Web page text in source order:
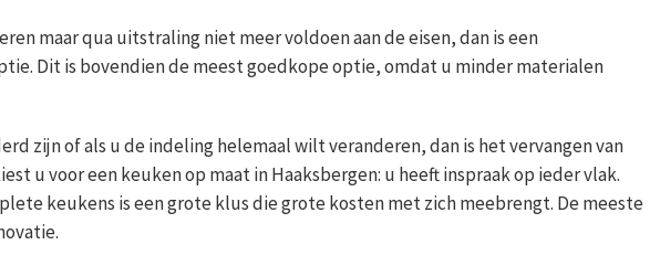
maar qua uitstraling niet meer voldoen aan de eisen, dan is een
Dit is bovendien de meest goedkope optie, omdat u minder materialen
zijn of als u de indeling helemaal wilt veranderen, dan is het vervangen van
u voor een keuken op maat in Haaksbergen: u heeft inspraak op ieder vlak.
keukens is een grote klus die grote kosten met zich meebrengt. De meeste